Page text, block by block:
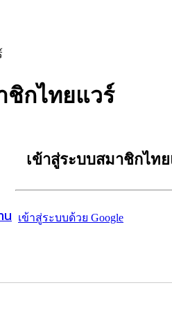
ชิกไทยแวร์
น
เข้าสู่ระบบสมาชิกไท
เข้าสู่ระบบด้วย Google